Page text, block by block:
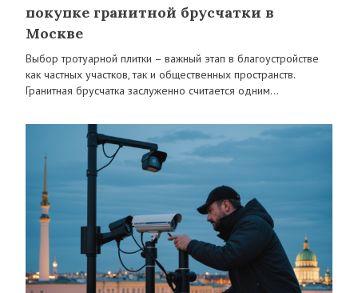
покупке гранитной брусчатки в
Москве
Выбор тротуарной плитки – важный этап в благоустройстве
как частных участков, так и общественных пространств.
Гранитная брусчатка заслуженно считается одним…